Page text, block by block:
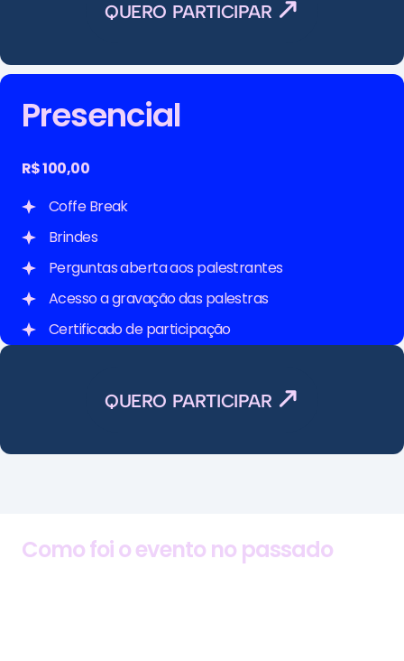
QUERO PARTICIPAR
Presencial
R$ 100,00
Coffe Break
Brindes
Perguntas aberta aos palestrantes
Acesso a gravação das palestras
Certificado de participação
QUERO PARTICIPAR
Como foi o evento no passado